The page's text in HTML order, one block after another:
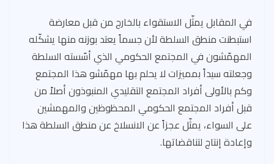
في المقابل يمثّل الاستقواء بالخارج من قبل معارضة
استبطنت منطق السلطة لأن جسماً يعتد بوزنه منها يشكّله
المهمّشون في المجتمع الحكومي الذي أسّسته السلطة
وجعلته سيداً بمميزات لا يحلم بها مهمّشو هذا المجتمع
وكم بالأولى أفراد المجتمع التقليدي المنبوذون أصلاً من
قبل أفراد المجتمع الحكومي المحظوظين والمهمشين
على السواء، يمثّل عجزاً عن الانسلاخ عن منطق السلطة هذا
وإعادة إنتاج لتناقضاتها.